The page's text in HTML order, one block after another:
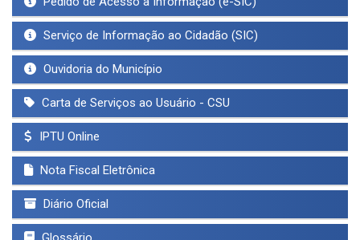
Serviço de Informação ao Cidadão (SIC)
Ouvidoria do Município
Carta de Serviços ao Usuário - CSU
IPTU Online
Nota Fiscal Eletrônica
Diário Oficial